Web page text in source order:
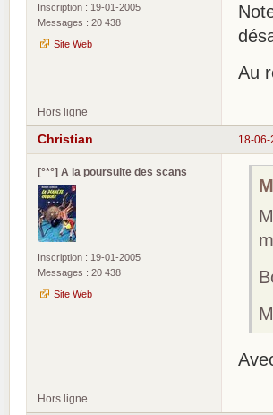
Inscription : 19-01-2005
Messages : 20 438
Site Web
Au
Hors ligne
18-06-
Christian
[°*°] A la poursuite des scans
Inscription : 19-01-2005
Messages : 20 438
Site Web
Hors ligne